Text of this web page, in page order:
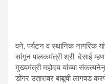
वने, पर्यटन व स्थानिक नागरिक
सांगून पालकमंत्री श्री. देसाई
मुख्यमंत्री महोदय यांच्या
डोंगर उतारावर बांबूची लागवड